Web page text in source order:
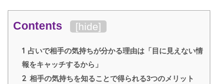
Contents [hide]
1 占いで相手の気持ちが分かる理由は「目に見えない情
報をキャッチするから」
2 相手の気持ちを知ることで得られる3つのメリット